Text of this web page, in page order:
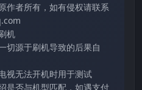
作者所有，如有侵权请联系
机
切源于刷机导致的后果自
视无法开机时用于测试
是否与机型匹配，如遇支付